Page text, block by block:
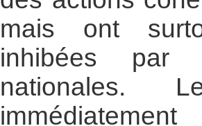
mais ont
inhibées par
nationales.